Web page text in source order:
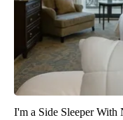
I'm a Side Sleeper With